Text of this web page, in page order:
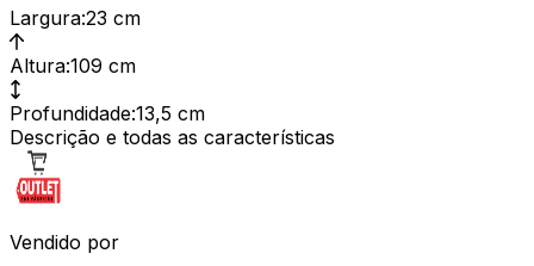
Largura:23 cm
Altura:109 cm
Profundidade:13,5 cm
Descrição e todas as características
Vendido por